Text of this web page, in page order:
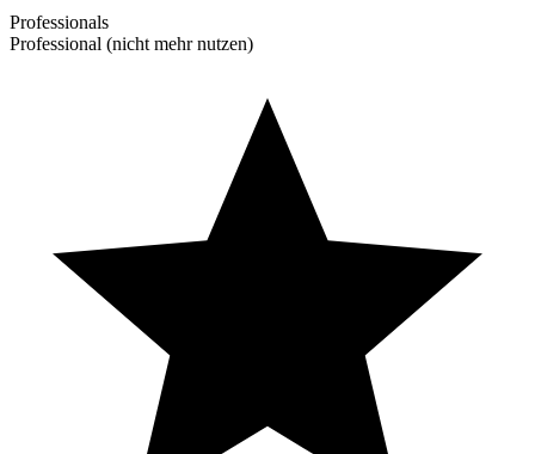
Professionals
Professional (nicht mehr nutzen)